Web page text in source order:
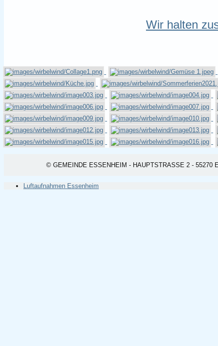
Wir halten
© GEMEINDE ESSENHEIM - HAUPTSTRASSE 2 - 55270
Luftaufnahmen Essenheim